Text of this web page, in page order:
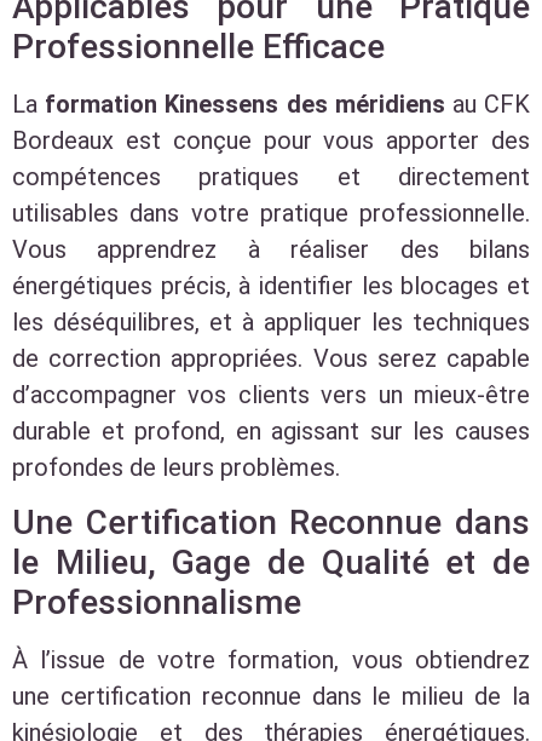
Professionnelle Efficace
La formation Kinessens des méridiens au CFK
Bordeaux est conçue pour vous apporter des
compétences pratiques et directement
utilisables dans votre pratique professionnelle.
Vous apprendrez à réaliser des bilans
énergétiques précis, à identifier les blocages et
les déséquilibres, et à appliquer les techniques
de correction appropriées. Vous serez capable
d’accompagner vos clients vers un mieux-être
durable et profond, en agissant sur les causes
profondes de leurs problèmes.
Une Certification Reconnue dans
le Milieu, Gage de Qualité et de
Professionnalisme
À l’issue de votre formation, vous obtiendrez
une certification reconnue dans le milieu de la
kinésiologie et des thérapies énergétiques.